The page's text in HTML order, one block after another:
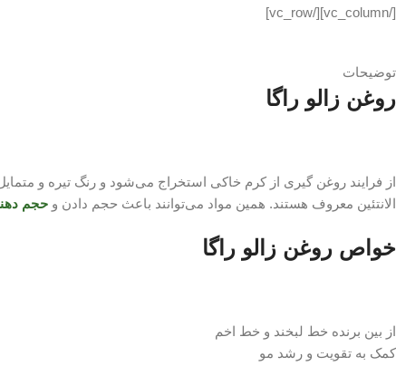
[/vc_column][/vc_row]
توضیحات
روغن زالو راگا
از فرایند روغن گیری از کرم خاکی استخراج می‌شود و رنگ تیره و
الانتئین معروف هستند. همین مواد می‌توانند باعث حجم دادن و حجم
خواص روغن زالو راگا
از بین برنده خط لبخند و خط اخم
کمک به تقویت و رشد مو